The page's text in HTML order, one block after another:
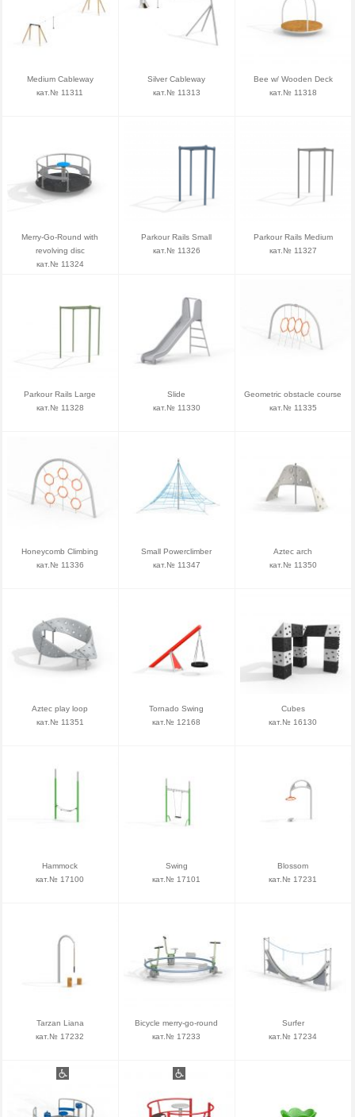
Medium Cableway
кат.№ 11311
Silver Cableway
кат.№ 11313
Bee w/ Wooden Deck
кат.№ 11318
Merry-Go-Round with
revolving disc
кат.№ 11324
Parkour Rails Small
кат.№ 11326
Parkour Rails Medium
кат.№ 11327
Parkour Rails Large
кат.№ 11328
Slide
кат.№ 11330
Geometric obstacle course
кат.№ 11335
Honeycomb Climbing
кат.№ 11336
Small Powerclimber
кат.№ 11347
Aztec arch
кат.№ 11350
Aztec play loop
кат.№ 11351
Tornado Swing
кат.№ 12168
Cubes
кат.№ 16130
Hammock
кат.№ 17100
Swing
кат.№ 17101
Blossom
кат.№ 17231
Tarzan Liana
кат.№ 17232
Bicycle merry-go-round
кат.№ 17233
Surfer
кат.№ 17234